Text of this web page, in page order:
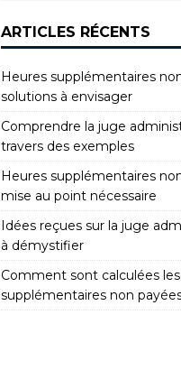
ARTICLES RÉCENTS
Heures supplémentaires
solutions à envisager
Comprendre la juge
travers des exemples
Heures supplémentaires
mise au point nécessaire
Idées reçues sur la juge
à démystifier
Comment sont calculées
supplémentaires non